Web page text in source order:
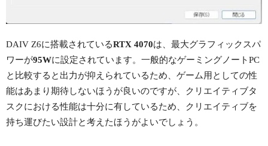
DAIV Z6に搭載されているRTX 4070は、最大グラフィックスパ
ワーが95Wに設定されています。一般的なゲーミングノートPC
と比較すると出力が抑えられているため、ゲーム用としての性
能はあまり期待しないほうが良いのですが、クリエイティブタ
スクにおける性能は十分に有しているため、クリエイティブを
持ち運びたい設計と考えたほうがよいでしょう。